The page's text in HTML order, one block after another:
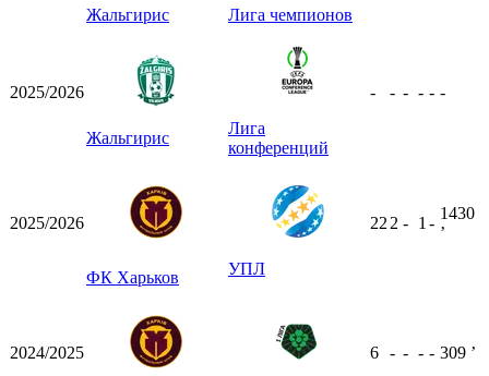
Жальгирис Лига чемпионов
2025/2026
Жальгирис
Лига
конференций
- - - - - -
2025/2026
ФК Харьков УПЛ
22 2 - 1 -
1430
ʼ
2024/2025 6 - - - - 309 ʼ